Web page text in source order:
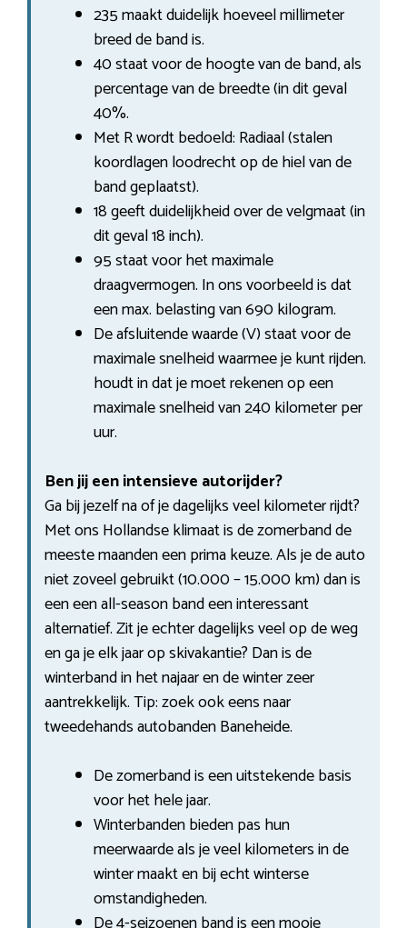
235 maakt duidelijk hoeveel millimeter
breed de band is.
40 staat voor de hoogte van de band, als
percentage van de breedte (in dit geval
40%.
Met R wordt bedoeld: Radiaal (stalen
koordlagen loodrecht op de hiel van de
band geplaatst).
18 geeft duidelijkheid over de velgmaat (in
dit geval 18 inch).
95 staat voor het maximale
draagvermogen. In ons voorbeeld is dat
een max. belasting van 690 kilogram.
De afsluitende waarde (V) staat voor de
maximale snelheid waarmee je kunt rijden.
houdt in dat je moet rekenen op een
maximale snelheid van 240 kilometer per
uur.
Ben jij een intensieve autorijder?
Ga bij jezelf na of je dagelijks veel kilometer rijdt?
Met ons Hollandse klimaat is de zomerband de
meeste maanden een prima keuze. Als je de auto
niet zoveel gebruikt (10.000 – 15.000 km) dan is
een een all-season band een interessant
alternatief. Zit je echter dagelijks veel op de weg
en ga je elk jaar op skivakantie? Dan is de
winterband in het najaar en de winter zeer
aantrekkelijk. Tip: zoek ook eens naar
tweedehands autobanden Baneheide.
De zomerband is een uitstekende basis
voor het hele jaar.
Winterbanden bieden pas hun
meerwaarde als je veel kilometers in de
winter maakt en bij echt winterse
omstandigheden.